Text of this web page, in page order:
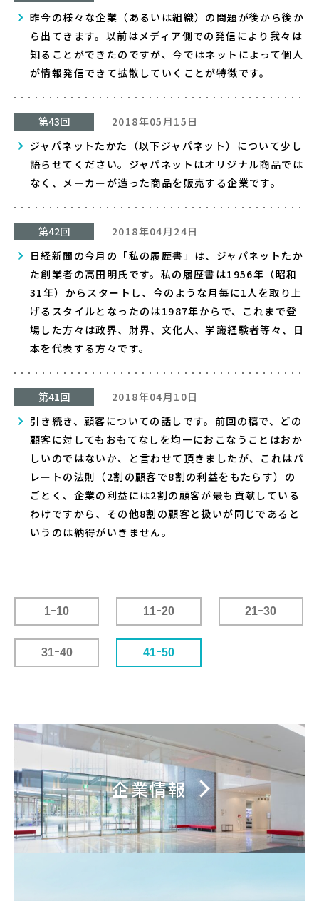
昨今の様々な企業（あるいは組織）の問題が後から後か
ら出てきます。以前はメディア側での発信により我々は
知ることができたのですが、今ではネットによって個人
が情報発信できて拡散していくことが特徴です。
第43回
2018年05月15日
ジャパネットたかた（以下ジャパネット）について少し
語らせてください。ジャパネットはオリジナル商品では
なく、メーカーが造った商品を販売する企業です。
第42回
2018年04月24日
日経新聞の今月の「私の履歴書」は、ジャパネットたか
た創業者の高田明氏です。私の履歴書は1956年（昭和
31年）からスタートし、今のような月毎に1人を取り上
げるスタイルとなったのは1987年からで、これまで登
場した方々は政界、財界、文化人、学識経験者等々、日
本を代表する方々です。
第41回
2018年04月10日
引き続き、顧客についての話しです。前回の稿で、どの
顧客に対してもおもてなしを均一におこなうことはおか
しいのではないか、と言わせて頂きましたが、これはパ
レートの法則（2割の顧客で8割の利益をもたらす）の
ごとく、企業の利益には2割の顧客が最も貢献している
わけですから、その他8割の顧客と扱いが同じであると
いうのは納得がいきません。
1ｰ10 11ｰ20 21ｰ30
31ｰ40 41ｰ50
企業情報